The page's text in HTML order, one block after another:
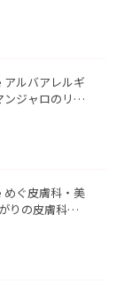
ルバアレルギ
ジャロのリア
めぐ皮膚科・美
りの皮膚科